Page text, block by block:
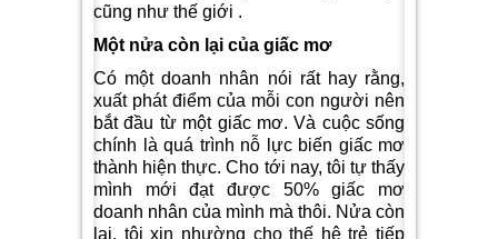
cũng như thế giới .
Một nửa còn lại của giấc mơ
Có một doanh nhân nói rất hay rằng,
xuất phát điểm của mỗi con người nên
bắt đầu từ một giấc mơ. Và cuộc sống
chính là quá trình nỗ lực biến giấc mơ
thành hiện thực. Cho tới nay, tôi tự thấy
mình mới đạt được 50% giấc mơ
doanh nhân của mình mà thôi. Nửa còn
lại, tôi xin nhường cho thế hệ trẻ tiếp